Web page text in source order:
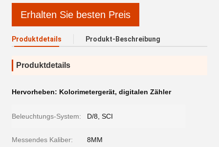
Erhalten Sie besten Preis
Produktdetails Produkt-Beschreibung
Produktdetails
Hervorheben: Kolorimetergerät, digitalen Zähler
Beleuchtungs-System: D/8, SCI
Messendes Kaliber: 8MM